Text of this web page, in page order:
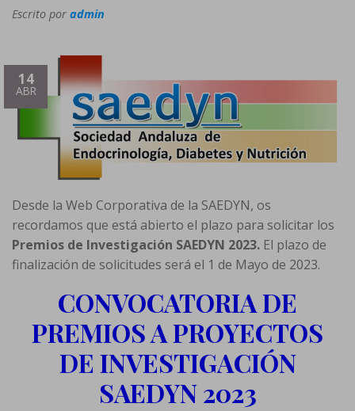
Escrito por admin
14
ABR
Desde la Web Corporativa de la SAEDYN, os
recordamos que está abierto el plazo para solicitar los
Premios de Investigación SAEDYN 2023. El plazo de
finalización de solicitudes será el 1 de Mayo de 2023.
CONVOCATORIA DE
PREMIOS A PROYECTOS
DE INVESTIGACIÓN
SAEDYN 2023